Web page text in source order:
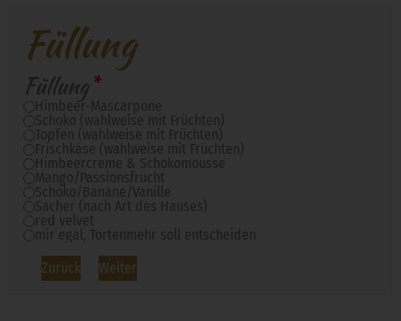
Füllung
*
Füllung
Himbeer-Mascarpone
Schoko (wahlweise mit Früchten)
Topfen (wahlweise mit Früchten)
Frischkäse (wahlweise mit Früchten)
Himbeercreme & Schokomousse
Mango/Passionsfrucht
Schoko/Banane/Vanille
Sacher (nach Art des Hauses)
red velvet
mir egal, Tortenmehr soll entscheiden
Zurück
Weiter